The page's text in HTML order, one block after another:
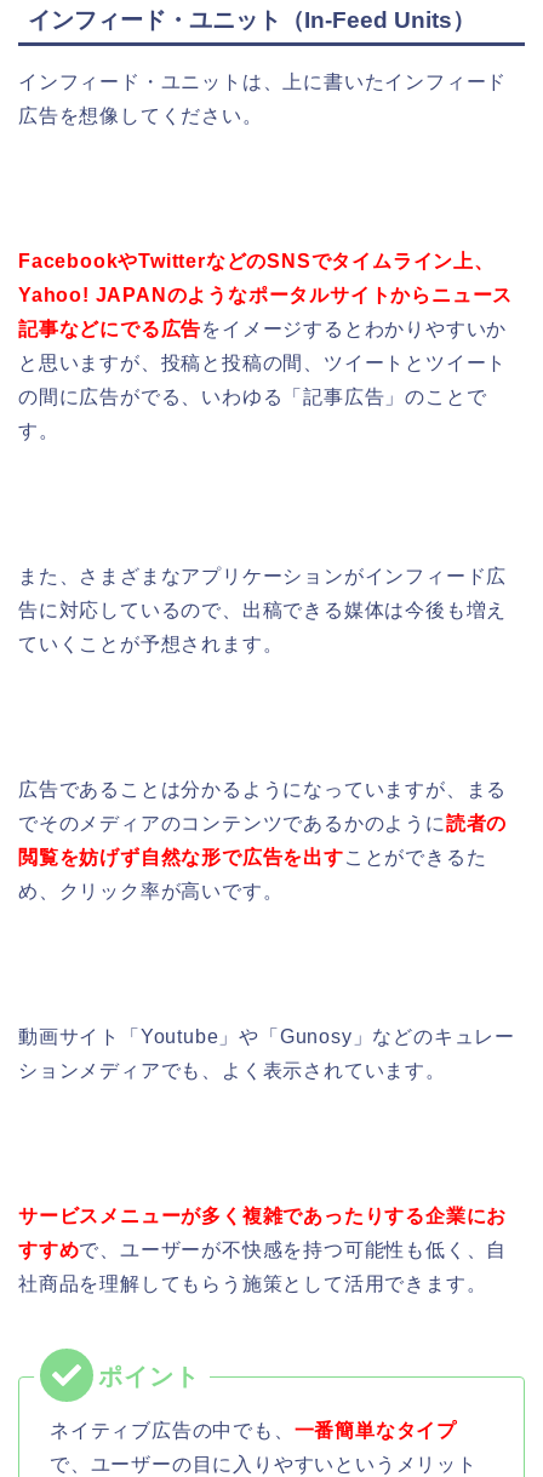
インフィード・ユニット（In-Feed Units）
インフィード・ユニットは、上に書いたインフィード
広告を想像してください。
FacebookやTwitterなどのSNSでタイムライン上、
Yahoo! JAPANのようなポータルサイトからニュース
記事などにでる広告をイメージするとわかりやすいか
と思いますが、 投稿と投稿の間、ツイートとツイート
の間に広告がでる、いわゆる「記事広告」のことで
す。
また、さまざまなアプリケーションがインフィード広
告に対応しているので、 出稿できる媒体は今後も増え
ていくことが予想されます。
広告であることは分かるようになっていますが、まる
でそのメディアのコンテンツであるかのように読者の
閲覧を妨げず自然な形で広告を出すことができるた
め、クリック率が高いです。
動画サイト「Youtube」や「Gunosy」などのキュレー
ションメディアでも、よく表示されています。
サービスメニューが多く複雑であったりする企業にお
すすめで、ユーザーが不快感を持つ可能性も低く、自
社商品を理解してもらう施策として活用できます。
ネイティブ広告の中でも、 一番簡単なタイプ
で、 ユーザーの目に入りやすいという メリット